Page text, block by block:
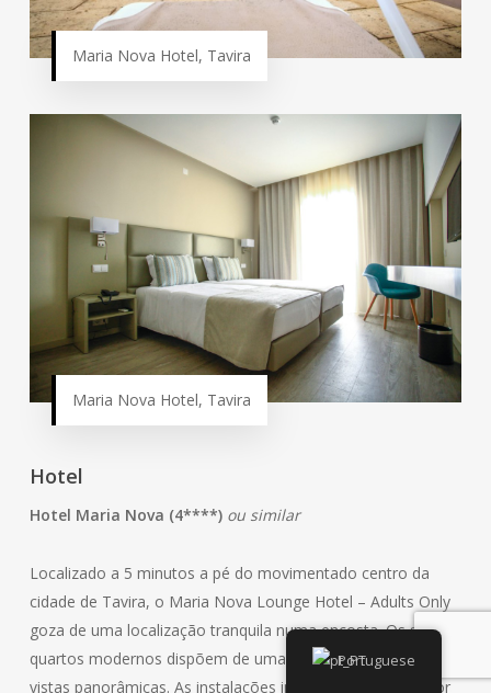
Maria Nova Hotel, Tavira
Maria Nova Hotel, Tavira
Hotel
Hotel Maria Nova (4****) ou similar
Localizado a 5 minutos a pé do movimentado centro da
cidade de Tavira, o Maria Nova Lounge Hotel – Adults Only
goza de uma localização tranquila numa encosta. Os seus
quartos modernos dispõem de uma varanda privada com
vistas panorâmicas. As instalações incluem piscinas interior
Portuguese